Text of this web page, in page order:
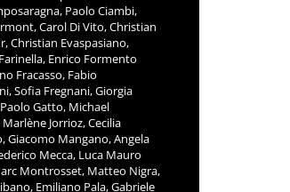
Paolo Ciambi,
Carol Di Vito, Christian
Christian Evaspasiano,
Enrico Formento
Fracasso, Fabio
Sofia Fregnani, Giorgia
Gatto, Michael
Jorrioz, Cecilia
Giacomo Mangano, Angela
Mecca, Luca Mauro
Montrosset, Matteo Nigra,
Emiliano Pala, Gabriele